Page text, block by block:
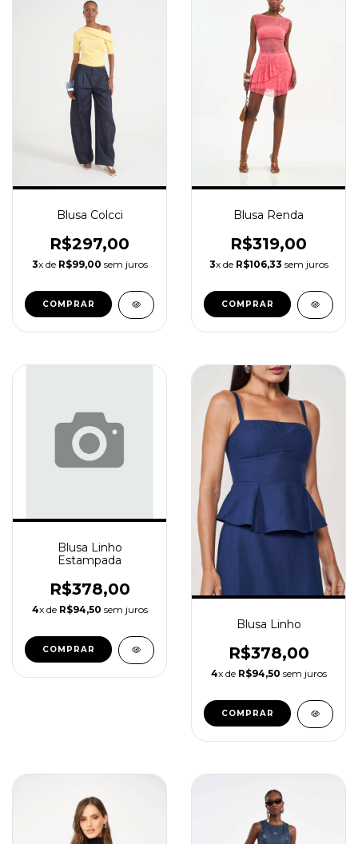
Blusa Colcci
R$297,00
3x de R$99,00 sem juros
COMPRAR
Blusa Renda
R$319,00
3x de R$106,33 sem juros
COMPRAR
Blusa Linho
Estampada
R$378,00
4x de R$94,50 sem juros
COMPRAR
Blusa Linho
R$378,00
4x de R$94,50 sem juros
COMPRAR